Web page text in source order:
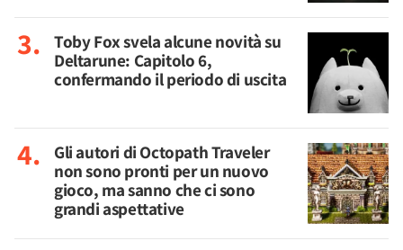
Toby Fox svela alcune novità su
Deltarune: Capitolo 6,
confermando il periodo di uscita
Gli autori di Octopath Traveler
non sono pronti per un nuovo
gioco, ma sanno che ci sono
grandi aspettative